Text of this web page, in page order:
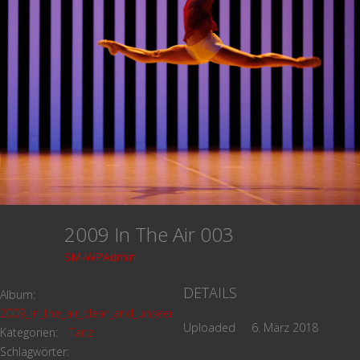
2009 In The Air 003
SM-WPAdmin
Album:
2009_in_the_air_clear_and_unseen
Kategorien:
Tanz
Schlagwörter:
DETAILS
Uploaded 6. März 2018